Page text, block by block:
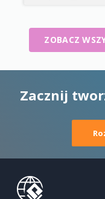
ZOBACZ
Zacznij